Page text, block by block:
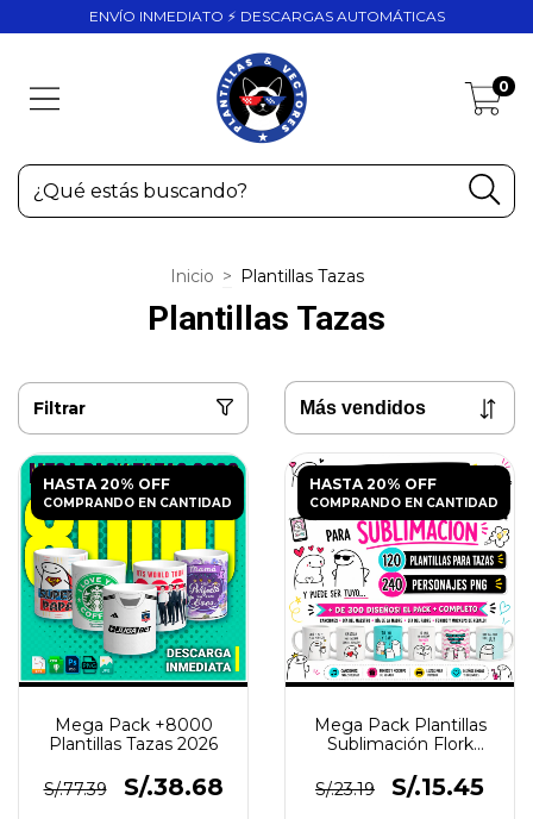
ENVÍO INMEDIATO ⚡ DESCARGAS AUTOMÁTICAS
0
Inicio > Plantillas Tazas
Plantillas Tazas
Filtrar
HASTA 20% OFF
COMPRANDO EN CANTIDAD
Mega Pack +8000
Plantillas Tazas 2026
S/.77.39 S/.38.68
HASTA 20% OFF
COMPRANDO EN CANTIDAD
Mega Pack Plantillas
Sublimación Flork
S/.23.19
S/.15.45